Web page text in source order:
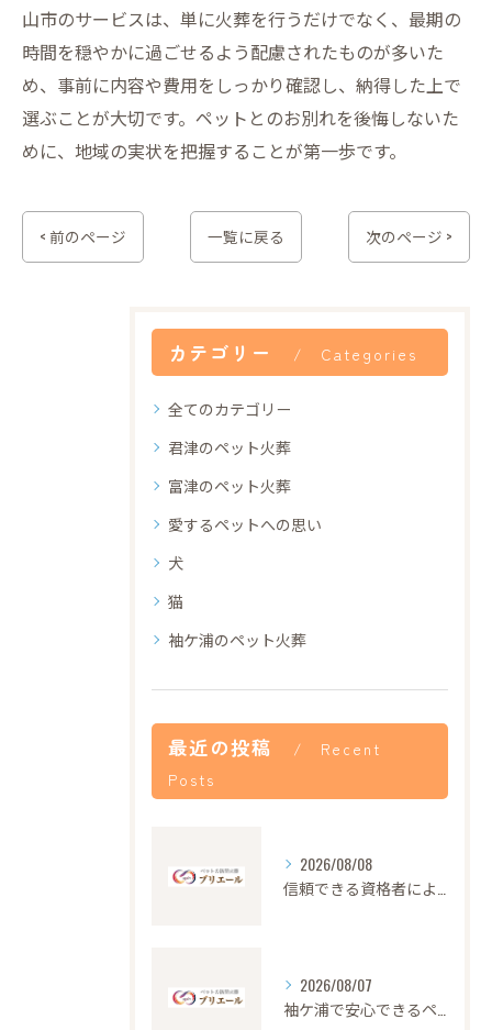
山市のサービスは、単に火葬を行うだけでなく、最期の
時間を穏やかに過ごせるよう配慮されたものが多いた
め、事前に内容や費用をしっかり確認し、納得した上で
選ぶことが大切です。ペットとのお別れを後悔しないた
めに、地域の実状を把握することが第一歩です。
< 前のページ 一覧に戻る 次のページ >
カテゴリー Categories
全てのカテゴリー
君津のペット火葬
富津のペット火葬
愛するペットへの思い
犬
猫
袖ケ浦のペット火葬
最近の投稿
Recent
Posts
2026/08/08
2026/08/07